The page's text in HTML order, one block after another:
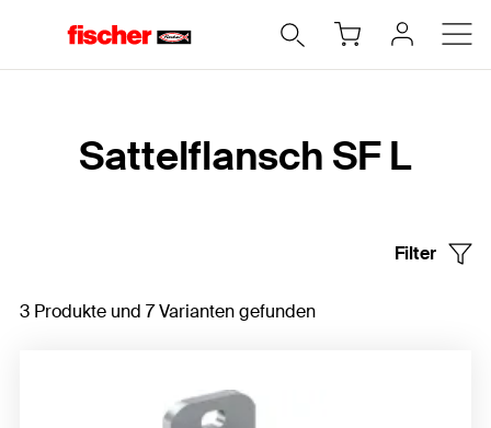
Sattelflansch SF L
Filter
3 Produkte und 7 Varianten gefunden